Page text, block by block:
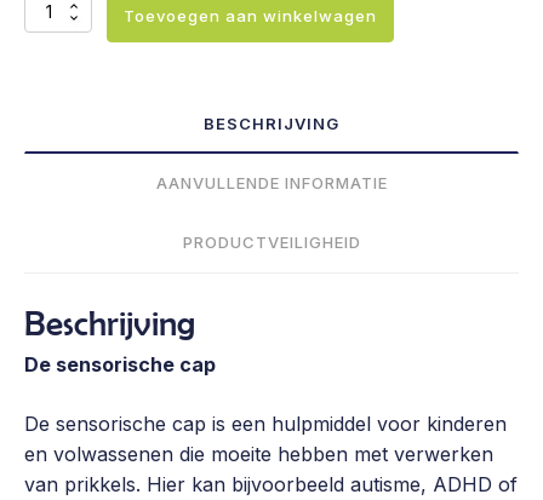
Sensorische
Cap
Toevoegen aan winkelwagen
BESCHRIJVING
AANVULLENDE INFORMATIE
PRODUCTVEILIGHEID
Beschrijving
De sensorische cap
De sensorische cap is een hulpmiddel voor kinderen
en volwassenen die moeite hebben met verwerken
van prikkels. Hier kan bijvoorbeeld autisme, ADHD of